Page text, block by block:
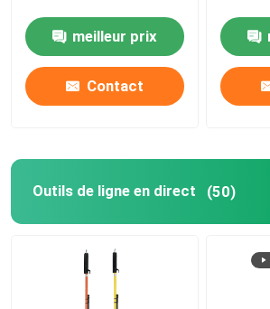
meilleur prix
Contact
Outils de ligne en direct (50)